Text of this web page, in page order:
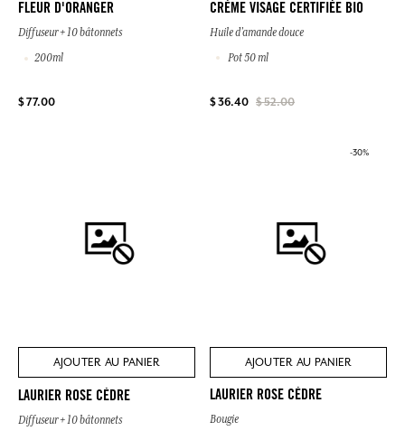
FLEUR D'ORANGER
Diffuseur + 10 bâtonnets
200ml
$ 77.00
CRÈME VISAGE CERTIFIÉE BIO
Huile d’amande douce
Pot 50 ml
$ 36.40 $ 52.00
AJOUTER AU PANIER
LAURIER ROSE CÈDRE
Diffuseur + 10 bâtonnets
-30%
AJOUTER AU PANIER
LAURIER ROSE CÈDRE
Bougie